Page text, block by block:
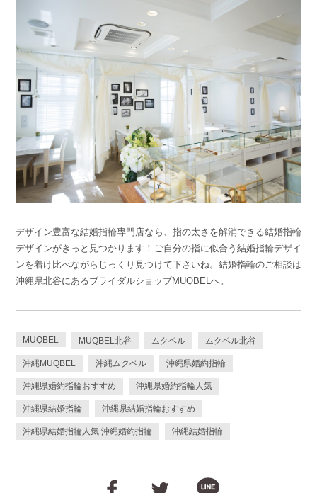
デザイン豊富な結婚指輪専門店なら、指の太さを解消できる結婚指輪
デザインがきっと見つかります！ご自分の指に似合う結婚指輪デザイ
ンを着け比べながらじっくり見つけて下さいね。結婚指輪のご相談は
沖縄県北谷にあるブライダルショップMUQBELへ。
MUQBEL MUQBEL北谷 ムクベル ムクベル北谷
沖縄MUQBEL 沖縄ムクベル 沖縄県婚約指輪
沖縄県婚約指輪おすすめ 沖縄県婚約指輪人気
沖縄県結婚指輪 沖縄県結婚指輪おすすめ
沖縄県結婚指輪人気 沖縄婚約指輪 沖縄結婚指輪